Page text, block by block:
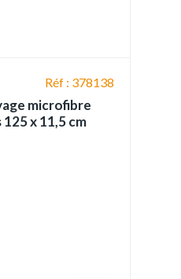
Réf : 378138
microfibre
x 11,5 cm